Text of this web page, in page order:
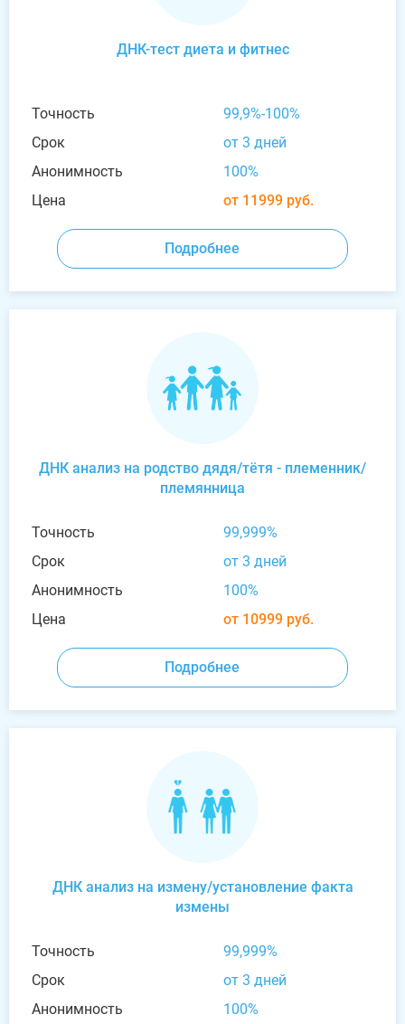
ДНК-тест диета и фитнес
Точность
99,9%-100%
Срок
от 3 дней
Анонимность
100%
Цена
от 11999 руб.
Подробнее
ДНК анализ на родство дядя/тётя - племенник/
племянница
Точность
99,999%
Срок
от 3 дней
Анонимность
100%
Цена
от 10999 руб.
Подробнее
ДНК анализ на измену/установление факта
измены
Точность
99,999%
Срок
от 3 дней
Анонимность
100%